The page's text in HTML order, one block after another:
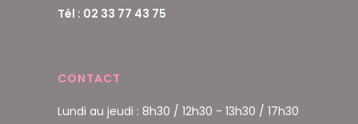
Tél : 02 33 77 43 75
CONTACT
Lundi au jeudi : 8h30 / 12h30 - 13h30 / 17h30